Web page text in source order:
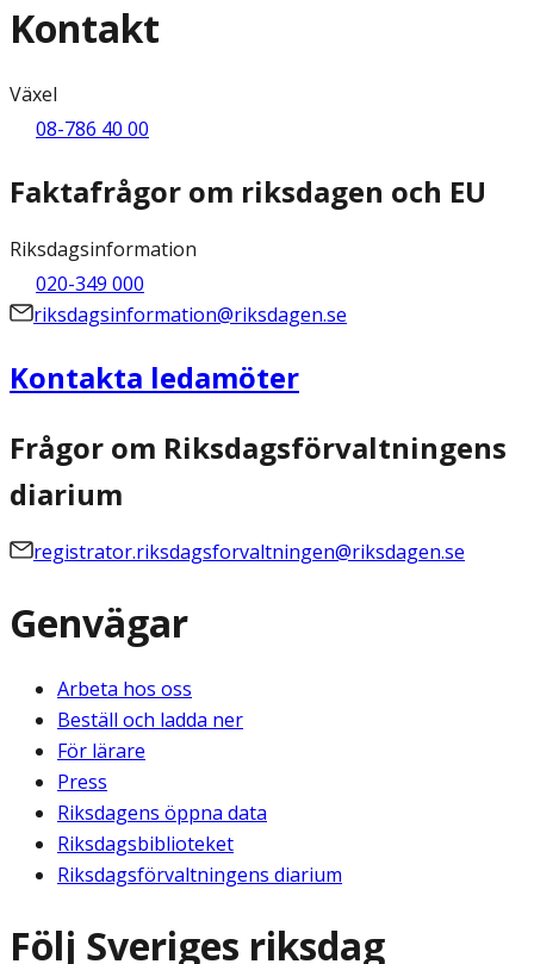
Kontakt
Växel
08-786 40 00
Faktafrågor om riksdagen och EU
Riksdagsinformation
020-349 000
riksdagsinformation@riksdagen.se
Kontakta ledamöter
Frågor om Riksdagsförvaltningens
diarium
registrator.riksdagsforvaltningen@riksdagen.se
Genvägar
Arbeta hos oss
Beställ och ladda ner
För lärare
Press
Riksdagens öppna data
Riksdagsbiblioteket
Riksdagsförvaltningens diarium
Följ Sveriges riksdag